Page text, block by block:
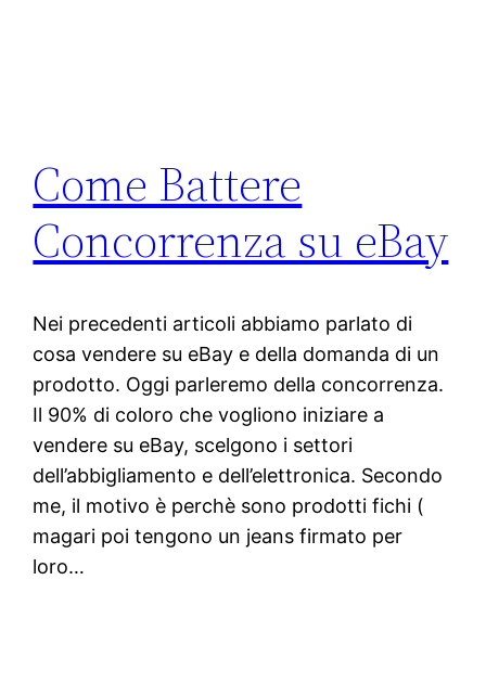
Come Battere
Concorrenza su eBay
Nei precedenti articoli abbiamo parlato di
cosa vendere su eBay e della domanda di un
prodotto. Oggi parleremo della concorrenza.
Il 90% di coloro che vogliono iniziare a
vendere su eBay, scelgono i settori
dell’abbigliamento e dell’elettronica. Secondo
me, il motivo è perchè sono prodotti fichi (
magari poi tengono un jeans firmato per
loro…